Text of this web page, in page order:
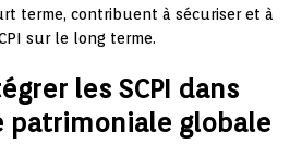
terme, contribuent à sécuriser et à
sur le long terme.
les SCPI dans
patrimoniale globale